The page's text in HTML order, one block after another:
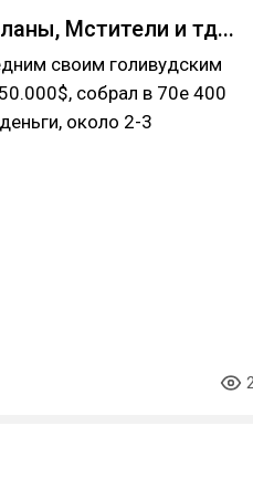
Мстители и тд...
своим голивудским
собрал в 70е 400
около 2-3